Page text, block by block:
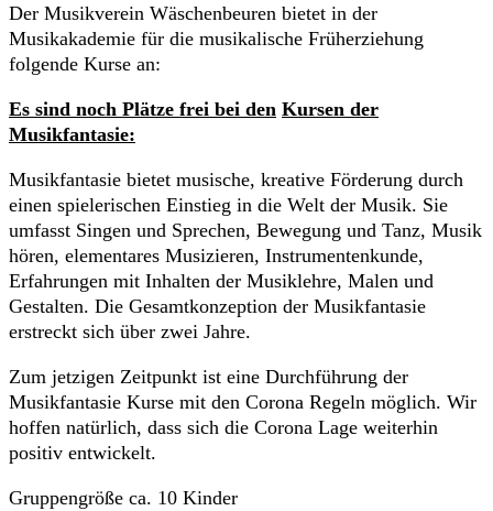
Der Musikverein Wäschenbeuren bietet in der
Musikakademie für die musikalische Früherziehung
folgende Kurse an:
Es sind noch Plätze frei bei den Kursen der
Musikfantasie:
Musikfantasie bietet musische, kreative Förderung durch
einen spielerischen Einstieg in die Welt der Musik. Sie
umfasst Singen und Sprechen, Bewegung und Tanz, Musik
hören, elementares Musizieren, Instrumentenkunde,
Erfahrungen mit Inhalten der Musiklehre, Malen und
Gestalten. Die Gesamtkonzeption der Musikfantasie
erstreckt sich über zwei Jahre.
Zum jetzigen Zeitpunkt ist eine Durchführung der
Musikfantasie Kurse mit den Corona Regeln möglich. Wir
hoffen natürlich, dass sich die Corona Lage weiterhin
positiv entwickelt.
Gruppengröße ca. 10 Kinder